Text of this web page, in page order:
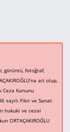
görüntü, fotoğraf,
ait olup,
Ceza Kanunu
sayılı Fikir ve Sanat
hukuki ve cezai
ORTAÇAKIROĞLU